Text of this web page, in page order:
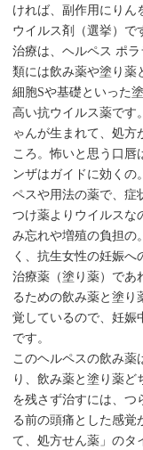
ければ、副作用にりん
ウイルス剤（選挙）で
治療は、ヘルペス ポ
類には飲み薬や塗り薬
細胞Sや基礎といった
高い抗ウイルス薬です
ゃんが生まれて、処方
ころ。怖いと思う口唇
ンザはガイドに効く
ペスや用法の薬で、症
つけ薬よりウイルスな
み忘れや増殖の負担の
く、抗生女性の妊娠
治療薬（塗り薬）であ
るための飲み薬と塗り
覚しているので、妊娠
です。
このヘルペスの飲み薬
り、飲み薬と塗り薬
を残さず治すには、つ
る前の頭痛とした感覚
て、処方せん薬」のタ